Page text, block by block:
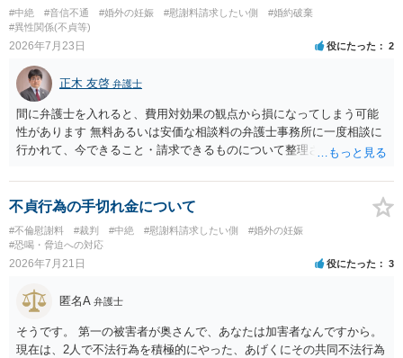
い、相続権が発生します。合意があれば法的に可能ですが法律で強制
することはできません。質問６は可能です。質問７は不貞行為の写真
データ（ハメ撮り）、第三者撮影の腕組み写真、夫の自白録音まであ
#中絶 #音信不通 #婚外の妊娠 #慰謝料請求したい側
#婚約破棄
#異性関係(不貞等)
2026年7月23日 役にたった 2
正木 友啓 弁護士
間に弁護士を入れると、費用対効果の観点から損になってしまう可能
性があります 無料あるいは安価な相談料の弁護士事務所に一度相談に
行かれて、今できること・請求できるものについて整理されるのがよ
不貞行為の手切れ金について
#不倫慰謝料 #裁判 #中絶 #慰謝料請求したい側
#婚外の妊娠
#恐喝・脅迫への対応
2026年7月21日 役にたった 3
匿名A 弁護士
そうです。 第一の被害者が奥さんで、あなたは加害者なんですから。
現在は、2人で不法行為を積極的にやった、あげくにその共同不法行為